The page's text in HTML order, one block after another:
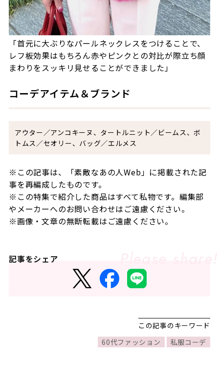
「首元に大ぶりなパールネックレスをつけることで、
レフ板効果はもちろん赤やピンクとの対比が際立ち顔
まわりをスッキリ見せることができました」
コーデアイテム＆ブランド
アウター／アンコキーヌ、タートルニット／ビームス、ボ
トムス／セオリー、バッグ／エルメス
※この記事は、「素敵なあの人Web」に掲載された記
事を再編成したものです。
※この特集で紹介した商品はすべて私物です。編集部
やメーカーへのお問い合わせはご遠慮ください。
※画像・文章の無断転載はご遠慮ください。
記事をシェア
この記事のキーワード
60代ファッション
私服コーデ